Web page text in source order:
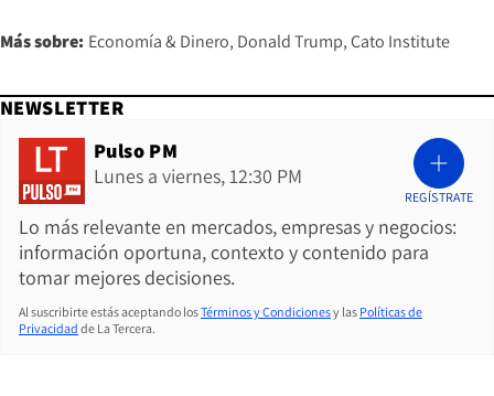
Más sobre: Economía & Dinero Donald Trump Cato Institute
NEWSLETTER
Pulso PM
Lunes a viernes, 12:30 PM
Lo más relevante en mercados, empresas y negocios:
información oportuna, contexto y contenido para
tomar mejores decisiones.
REGÍSTRATE
Al suscribirte estás aceptando losTérminos y Condicionesy las Políticas de
Privacidad de La Tercera.